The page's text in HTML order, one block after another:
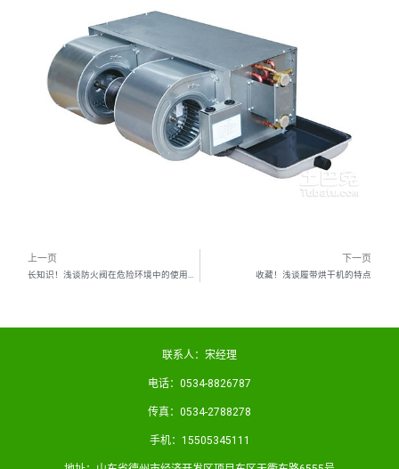
上一页
长知识！浅谈防火阀在危险环境中的使用效果
下一页
收藏！浅谈履带烘干机的特点
联系人：宋经理
电话：0534-8826787
传真：0534-2788278
手机：15505345111